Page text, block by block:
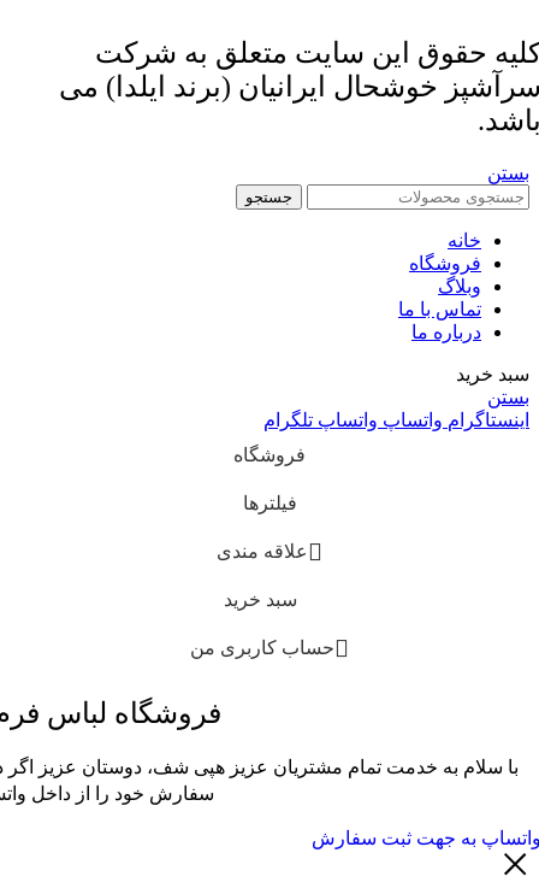
حقوق این سایت متعلق به شرکت
خوشحال ایرانیان (برند ایلدا) می
بستن
جستجو
خانه
فروشگاه
وبلاگ
تماس با ما
درباره ما
سبد خرید
بستن
اینستاگرام واتساپ واتساپ تلگرام
فروشگاه
فیلترها
علاقه مندی
سبد خرید
حساب کاربری من
فروشگاه لباس
با سلام به خدمت تمام مشتریان عزیز هپی شف، دوستان عزیز اگر
سفارش خود را از داخل
به جهت ثبت سفارش